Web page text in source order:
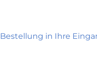
in Ihre